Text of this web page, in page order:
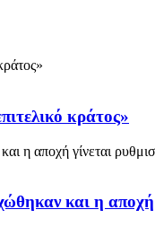
κράτος»
και η αποχή